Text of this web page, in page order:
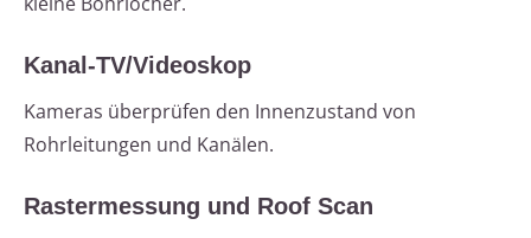
Kanal-TV/Videoskop
Kameras überprüfen den Innenzustand von
Rohrleitungen und Kanälen.
Rastermessung und Roof Scan